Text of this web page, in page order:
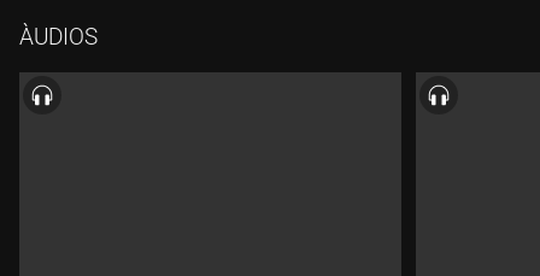
perdida". I també les novetats en matèria de sèries, com "La
suerte" i "La jutgessa Lewis". I en Joan Enric Barceló porta un
"Videoclub" edició Sitges.
ÀUDIOS